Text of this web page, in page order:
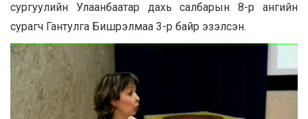
сургуулийн Улаанбаатар дахь салбарын 8-р ангийн
сурагч Гантулга Бишрэлмаа 3-р байр эзэлсэн.